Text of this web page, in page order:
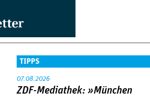
TIPPS
07.08.2026
ZDF-Mediathek: »München